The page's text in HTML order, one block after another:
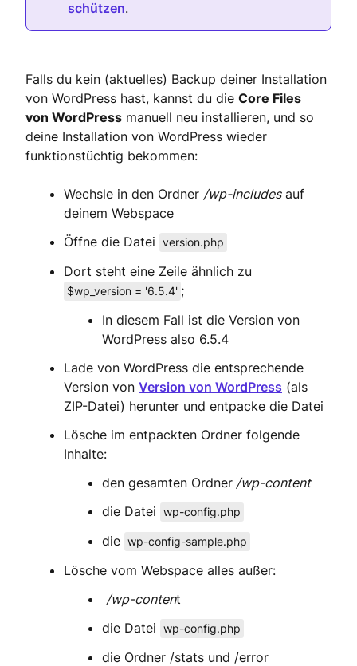
schützen.
Falls du kein (aktuelles) Backup deiner Installation
von WordPress hast, kannst du die Core Files
von WordPress manuell neu installieren, und so
deine Installation von WordPress wieder
funktionstüchtig bekommen:
Wechsle in den Ordner /wp-includesauf
deinem Webspace
Öffne die Datei version.php
Dort steht eine Zeile ähnlich zu
$wp_version = '6.5.4' ;
In diesem Fall ist die Version von
WordPress also 6.5.4
Lade von WordPress die entsprechende
Version von Version von WordPress (als
ZIP-Datei) herunter und entpacke die Datei
Lösche im entpackten Ordner folgende
Inhalte:
den gesamten Ordner /wp-content
die Datei wp-config.php
die wp-config-sample.php
Lösche vom Webspace alles außer:
/wp-content
die Datei wp-config.php
die Ordner /stats und /error